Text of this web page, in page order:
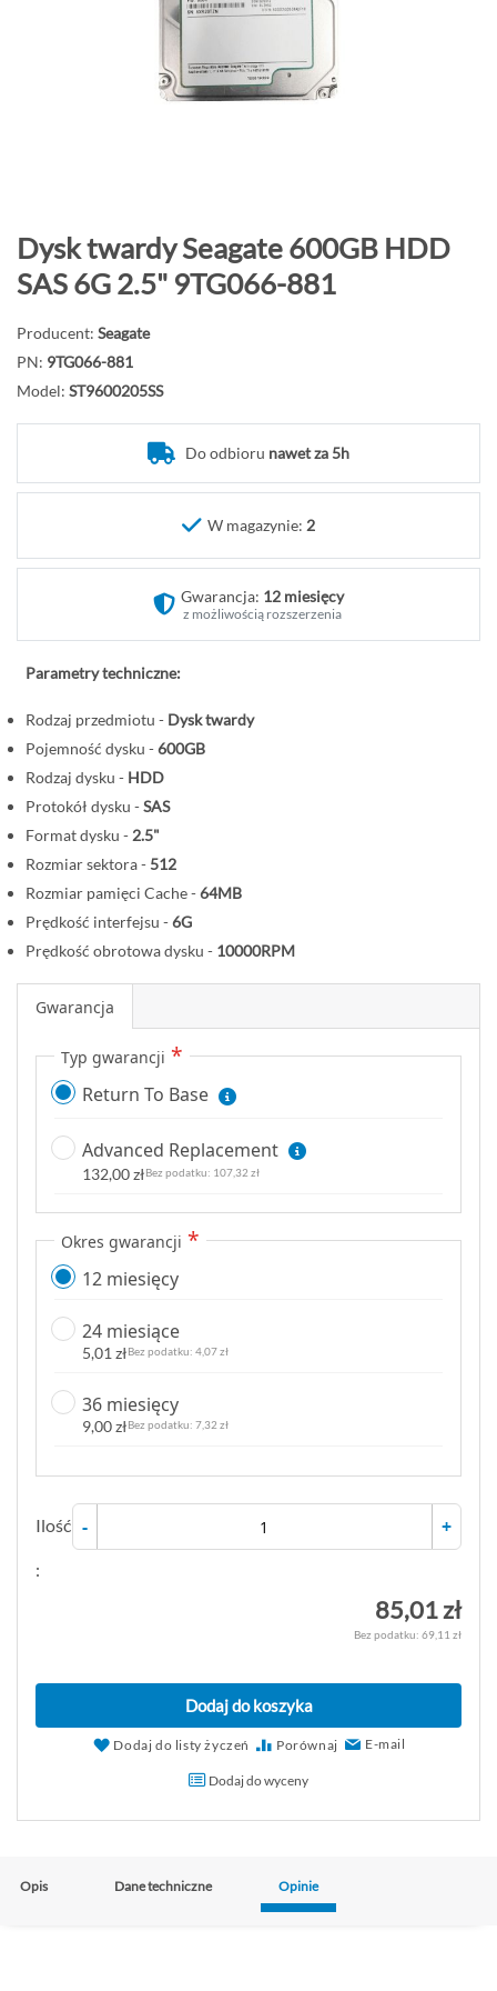
e
r
i
P
r
z
e
d
ź
n
p
z
e
Dysk twardy Seagate 600GB HDD
SAS 6G 2.5" 9TG066-881
Producent: Seagate
PN: 9TG066-881
Model: ST9600205SS
Do odbioru nawet za 5h
W magazynie: 2
Gwarancja: 12 miesięcy
z możliwością rozszerzenia
Parametry techniczne:
Rodzaj przedmiotu - Dysk twardy
Pojemność dysku -600GB
Rodzaj dysku - HDD
Protokół dysku -SAS
Format dysku - 2.5"
Rozmiar sektora - 512
Rozmiar pamięci Cache -64MB
Prędkość interfejsu -6G
Prędkość obrotowa dysku - 10000RPM
Gwarancja
Typ gwarancji
Return To Base
Advanced Replacement
132,00 zł 107,32 zł
Okres gwarancji
12 miesięcy
24 miesiące
5,01 zł 4,07 zł
36 miesięcy
9,00 zł 7,32 zł
Ilość
:
- +
85,01 zł
69,11 zł
Dodaj do koszyka
Dodaj do listy życzeń Porównaj E-mail
Dodaj do wyceny
Opis Dane techniczne Opinie